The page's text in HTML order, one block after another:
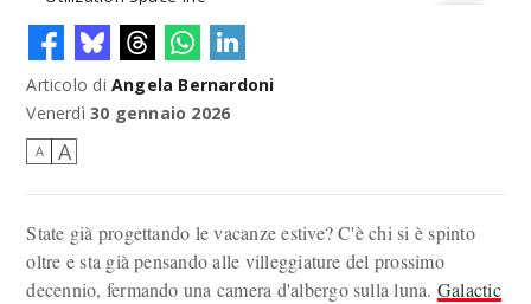
Prototipo di mattone in regolite di Galactic Resource Utilization
Space Inc
Articolo di Angela Bernardoni
Venerdì 30 gennaio 2026
A A
State già progettando le vacanze estive? C'è chi si è spinto
oltre e sta già pensando alle villeggiature del prossimo
decennio, fermando una camera d'albergo sulla luna. Galactic